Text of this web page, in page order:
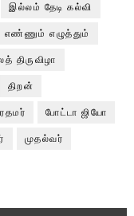
இல்லம் தேடி கல்வி
எண்ணும் எழுத்தும்
திருவிழா
திறன்
போட்டா ஜியோ
முதல்வர்